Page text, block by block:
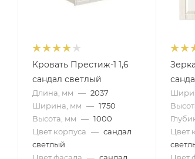
Кровать Престиж-1 1,6
сандал светлый
Длина, мм — 2037
Ширина, мм — 1750
Высота, мм — 1000
Цвет корпуса — сандал
светлый
Цвет